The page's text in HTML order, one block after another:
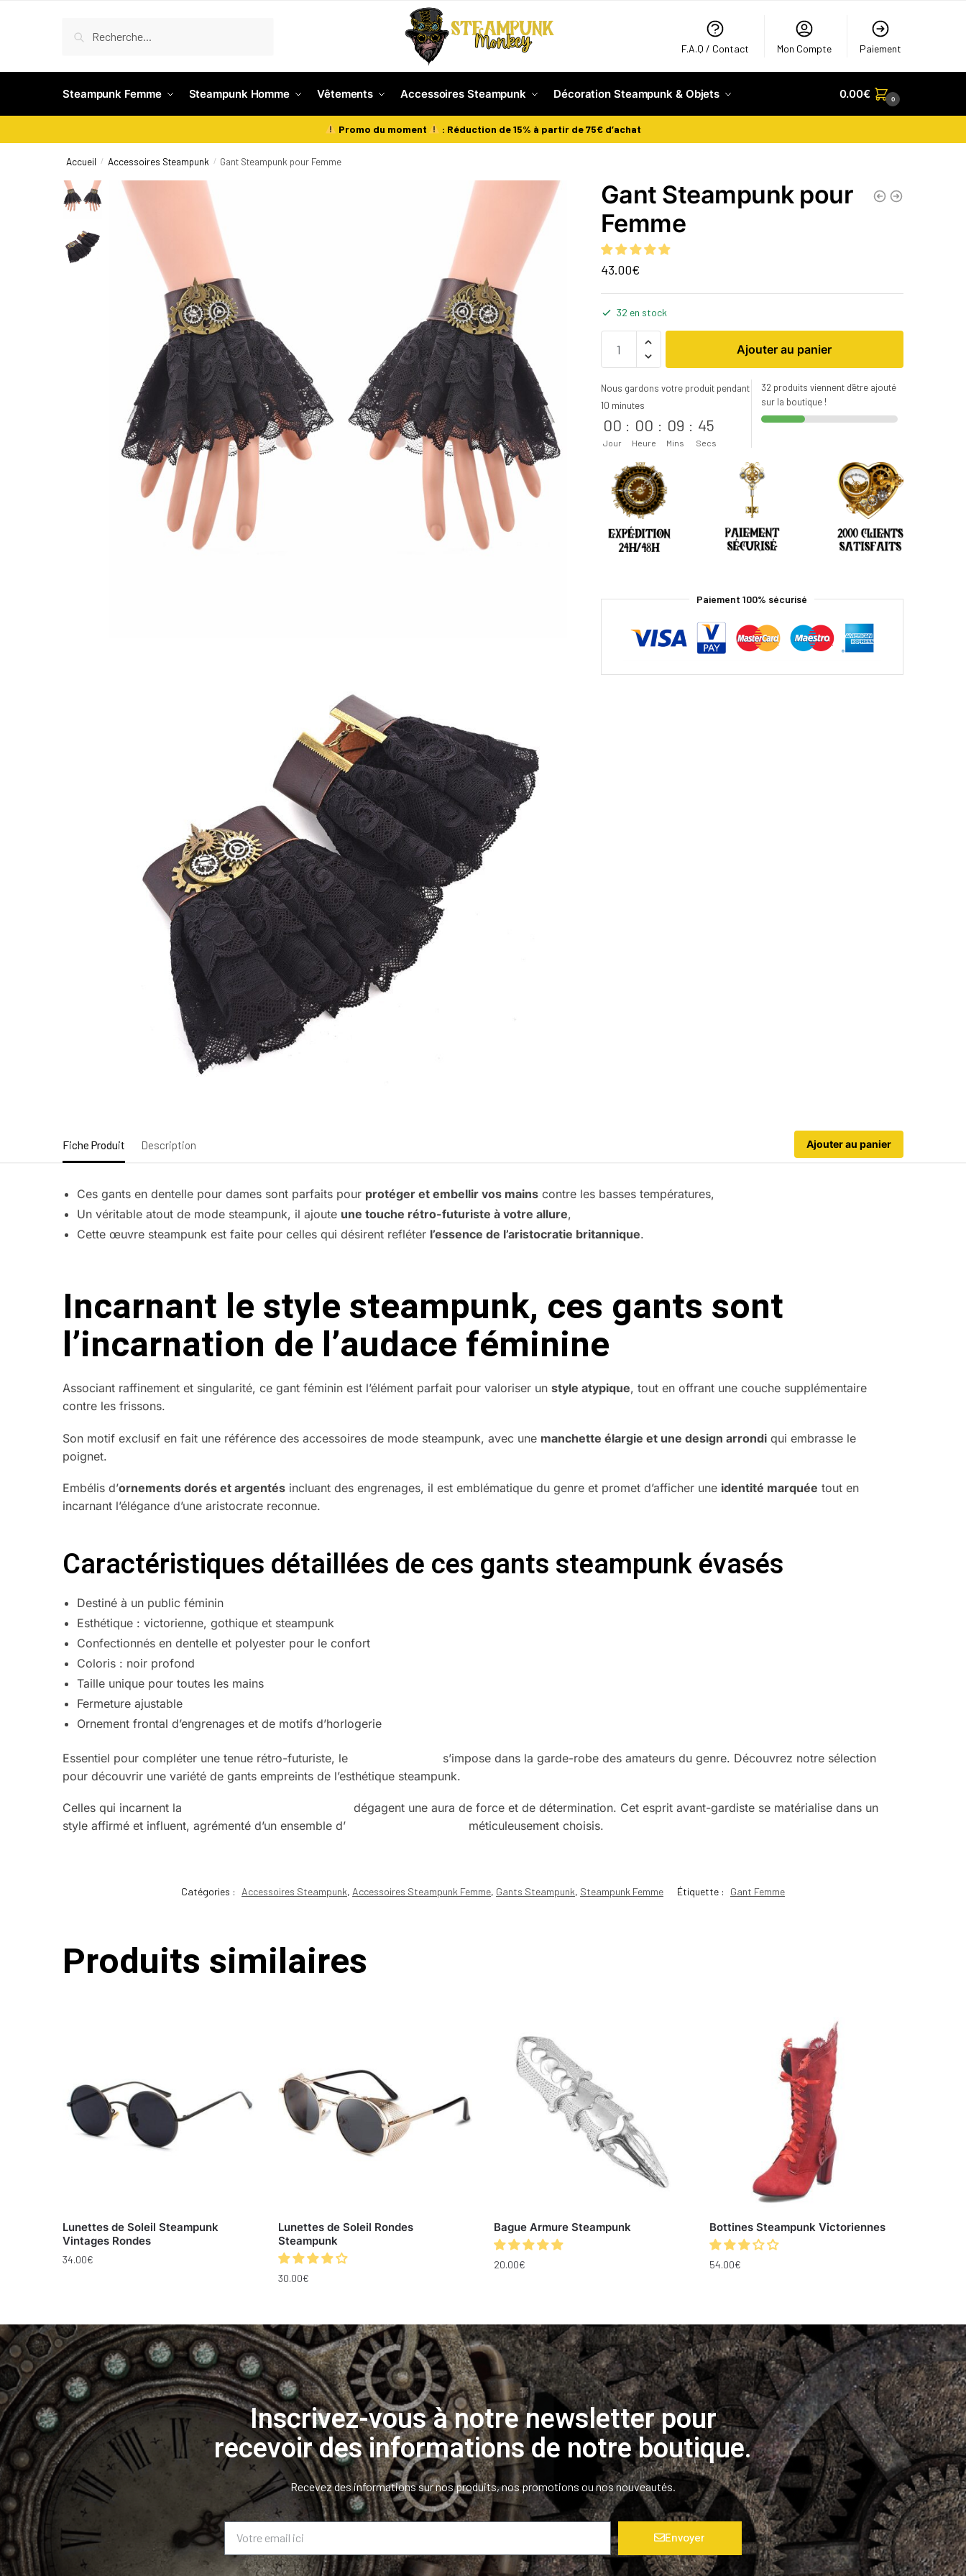
F.A.Q / Contact Mon Compte Paiement
Steampunk Femme Steampunk Homme Vêtements Accessoires Steampunk Décoration Steampunk & Objets 0.00€ 0
Promo du moment : Réduction de 15% à partir de 75€ d’achat
Accueil / Accessoires Steampunk / Gant Steampunk pour Femme
Gant Steampunk pour
Femme
43.00€
32 en stock
Ajouter au panier
Nous gardons votre produit pendant
10 minutes
00
Jour
: 00
Heure
: 09
Mins
: 43
Secs
32 produits viennent d'être ajouté
sur la boutique !
Paiement 100% sécurisé
Fiche Produit Description Ajouter au panier
Ces gants en dentelle pour dames sont parfaits pour protéger et embellir vos mains contre les basses températures,
Un véritable atout de mode steampunk, il ajoute une touche rétro-futuriste à votre allure,
Cette œuvre steampunk est faite pour celles qui désirent refléter l’essence de l’aristocratie britannique.
Incarnant le style steampunk, ces gants sont
l’incarnation de l’audace féminine
Associant raffinement et singularité, ce gant féminin est l’élément parfait pour valoriser unstyle atypique, tout en offrant une couche supplémentaire
contre les frissons.
Son motif exclusif en fait une référence des accessoires de mode steampunk, avec une manchette élargie et une design arrondi qui embrasse le
poignet.
Embélis d’ornements dorés et argentés incluant des engrenages, il est emblématique du genre et promet d’afficher une identité marquée tout en
incarnant l’élégance d’une aristocrate reconnue.
Caractéristiques détaillées de ces gants steampunk évasés
Destiné à un public féminin
Esthétique : victorienne, gothique et steampunk
Confectionnés en dentelle et polyester pour le confort
Coloris : noir profond
Taille unique pour toutes les mains
Fermeture ajustable
Ornement frontal d’engrenages et de motifs d’horlogerie
Essentiel pour compléter une tenue rétro-futuriste, le
s’impose dans la garde-robe des amateurs du genre. Découvrez notre sélection
pour découvrir une variété de gants empreints de l’esthétique steampunk.
Celles qui incarnent la
dégagent une aura de force et de détermination. Cet esprit avant-gardiste se matérialise dans un
style affirmé et influent, agrémenté d’un ensemble d’accessoires victoriens méticuleusement choisis.
Catégories : Accessoires Steampunk, Accessoires Steampunk Femme, Gants Steampunk, Steampunk Femme Étiquette : Gant Femme
Produits similaires
Lunettes de Soleil Steampunk
Vintages Rondes
34.00€
Lunettes de Soleil Rondes
Steampunk
30.00€
Bague Armure Steampunk
20.00€
Bottines Steampunk Victoriennes
54.00€
Inscrivez-vous à notre newsletter pour
recevoir des informations de notre boutique.
Recevez des informations sur nos produits, nos promotions ou nos nouveautés.
Envoyer